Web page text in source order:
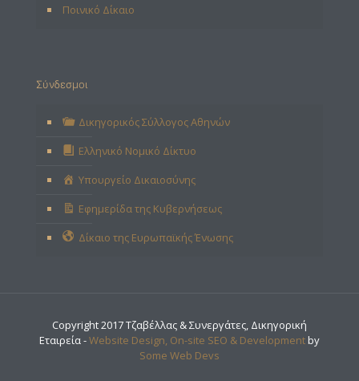
Ποινικό Δίκαιο
Σύνδεσμοι
Δικηγορικός Σύλλογος Αθηνών
Ελληνικό Νομικό Δίκτυο
Υπουργείο Δικαιοσύνης
Εφημερίδα της Κυβερνήσεως
Δίκαιο της Ευρωπαϊκής Ένωσης
Copyright 2017 Τζαβέλλας & Συνεργάτες, Δικηγορική
Εταιρεία -Website Design, On-site SEO & Developmentby
Some Web Devs